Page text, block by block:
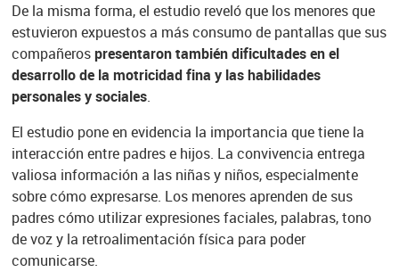
De la misma forma, el estudio reveló que los menores que
estuvieron expuestos a más consumo de pantallas que sus
compañerospresentaron también dificultades en el
desarrollo de la motricidad fina y las habilidades
personales y sociales.
El estudio pone en evidencia la importancia que tiene la
interacción entre padres e hijos. La convivencia entrega
valiosa información a las niñas y niños, especialmente
sobre cómo expresarse. Los menores aprenden de sus
padres cómo utilizar expresiones faciales, palabras, tono
de voz y la retroalimentación física para poder
comunicarse.